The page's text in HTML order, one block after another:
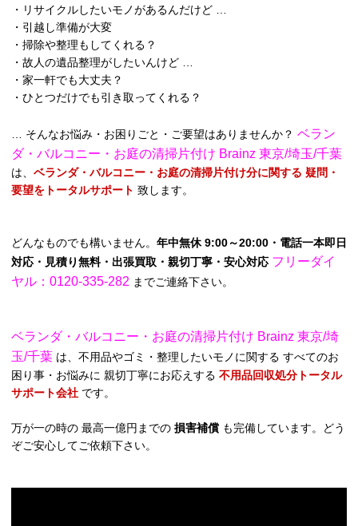
・リサイクルしたいモノがあるんだけど …
・引越し準備が大変
・掃除や整理もしてくれる？
・故人の遺品整理がしたいんけど …
・家一軒でも大丈夫？
・ひとつだけでも引き取ってくれる？
… そんなお悩み・お困りごと・ご要望はありませんか？ ベラン
ダ・バルコニー・お庭の清掃片付け Brainz 東京/埼玉/千葉
は、 ベランダ・バルコニー・お庭の清掃片付け分に関する 疑問・
要望をトータルサポート 致します。
どんなものでも構いません。 年中無休 9:00～20:00・電話一本即日
対応・見積り無料・出張買取・親切丁寧・安心対応 フリーダイ
ヤル：0120-335-282 までご連絡下さい。
ベランダ・バルコニー・お庭の清掃片付け Brainz 東京/埼
玉/千葉 は、不用品やゴミ・整理したいモノに関する すべてのお
困り事・お悩みに 親切丁寧にお応えする 不用品回収処分トータル
サポート会社 です。
万が一の時の 最高一億円までの 損害補償 も完備しています。どう
ぞご安心してご依頼下さい。